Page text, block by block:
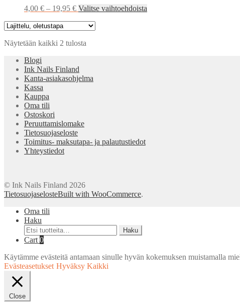
tehdä
4,00 € – 19,95 €Hintaluokka:
Valitse vaihtoehdoista
Näytetään kaikki 2 tulosta
Blogi
Ink Nails Finland
Kanta-asiakasohjelma
Kassa
Kauppa
Oma tili
Ostoskori
Peruuttamislomake
Tietosuojaseloste
Toimitus- maksutapa- ja palautustiedot
Yhteystiedot
© Ink Nails Finland 2026
TietosuojaselosteBuilt with WooCommerce.
Oma tili
Haku
Etsi:
Haku
Cart 0
Käytämme evästeitä antamaan sinulle hyvän kokemuksen muistamalla
Evästeasetukset Hyväksy Kaikki
Close